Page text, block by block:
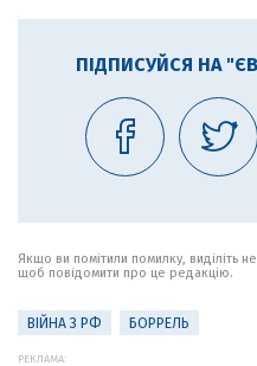
ПІДПИСУЙСЯ НА
Якщо ви помітили помилку, виділіть
щоб повідомити про це редакцію.
ВІЙНА З РФ БОРРЕЛЬ
РЕКЛАМА: